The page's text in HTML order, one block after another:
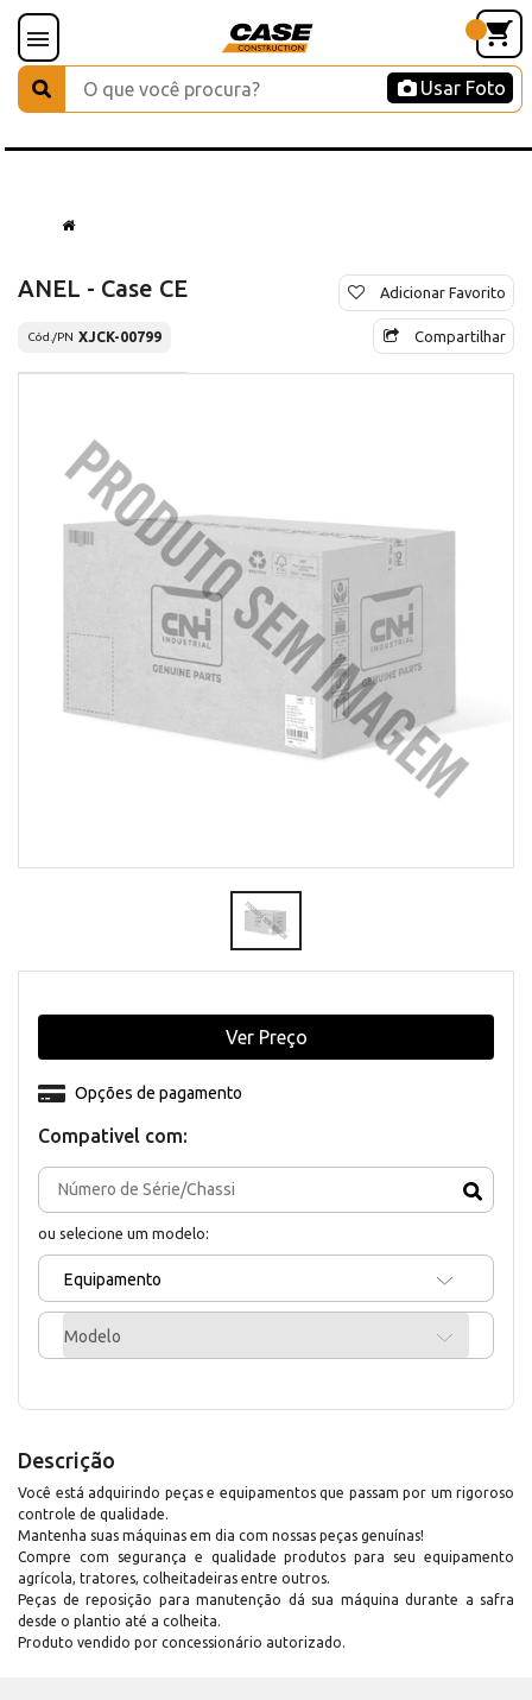
Usar Foto
ANEL - Case CE
Cód./PN XJCK-00799
Adicionar Favorito
Compartilhar
Compativel com:
ou selecione um modelo:
Equipamento
Modelo
Opções de pagamento
Ver Preço
Descrição
Você está adquirindo peças e equipamentos que passam por um rigoroso
controle de qualidade.
Mantenha suas máquinas em dia com nossas peças genuínas!
Compre com segurança e qualidade produtos para seu equipamento
agrícola, tratores, colheitadeiras entre outros.
Peças de reposição para manutenção dá sua máquina durante a safra
desde o plantio até a colheita.
Produto vendido por concessionário autorizado.